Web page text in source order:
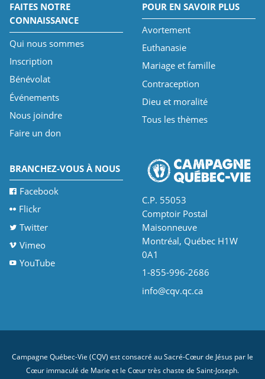
FAITES NOTRE
CONNAISSANCE
Qui nous sommes
Inscription
Bénévolat
Événements
Nous joindre
Faire un don
POUR EN SAVOIR PLUS
Avortement
Euthanasie
Mariage et famille
Contraception
Dieu et moralité
Tous les thèmes
BRANCHEZ-VOUS À NOUS
Facebook
Flickr
Twitter
Vimeo
YouTube
C.P. 55053
Comptoir Postal
Maisonneuve
Montréal, Québec H1W
0A1
1-855-996-2686
info@cqv.qc.ca
Campagne Québec-Vie (CQV) est consacré au Sacré-Cœur de Jésus par le
Cœur immaculé de Marie et le Cœur très chaste de Saint-Joseph.